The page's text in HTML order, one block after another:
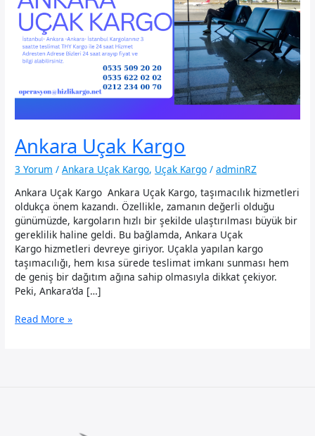
Ankara Uçak Kargo
3 Yorum /Ankara Uçak Kargo, Uçak Kargo /adminRZ
Ankara Uçak Kargo Ankara Uçak Kargo, taşımacılık hizmetleri
oldukça önem kazandı. Özellikle, zamanın değerli olduğu
günümüzde, kargoların hızlı bir şekilde ulaştırılması büyük bir
gereklilik haline geldi. Bu bağlamda, Ankara Uçak
Kargo hizmetleri devreye giriyor. Uçakla yapılan kargo
taşımacılığı, hem kısa sürede teslimat imkanı sunması hem
de geniş bir dağıtım ağına sahip olmasıyla dikkat çekiyor.
Peki, Ankara’da […]
Ankara
Read More »